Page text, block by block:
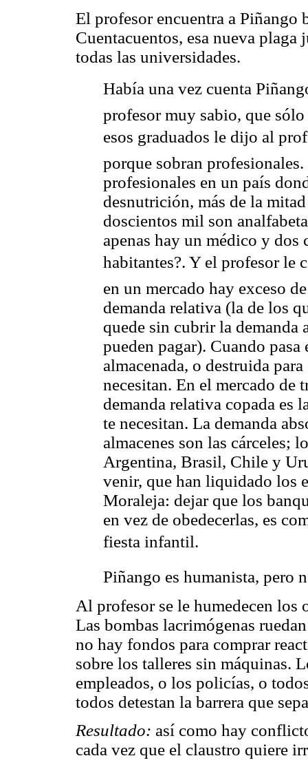
El profesor encuentra a
Cuentacuentos, esa nueva
todas las universidades.
Había una vez cuenta
profesor muy sabio, que
esos graduados le dijo al
porque sobran
profesionales en un país
desnutrición, más de la
doscientos mil son
apenas hay un médico y dos
habitantes?. Y el profesor le
en un mercado hay exceso
demanda relativa (la de los
quede sin cubrir la demanda
pueden pagar). Cuando pasa
almacenada, o destruida
necesitan. En el mercado de
demanda relativa copada es
te necesitan. La demanda
almacenes son las cárceles;
Argentina, Brasil, Chile y
venir, que han liquidado los
Moraleja: dejar que los
en vez de obedecerlas, es
fiesta infantil.
Piñango es humanista, pero
Al profesor se le humedecen los
Las bombas lacrimógenas
no hay fondos para comprar
sobre los talleres sin máquinas.
empleados, o los policías, o
todos detestan la barrera que
Resultado: así como hay
cada vez que el claustro quiere